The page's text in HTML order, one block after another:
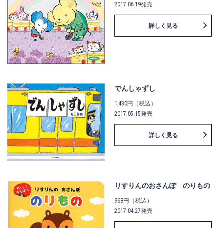
2017.06.19発売
詳しく見る
でんしゃずし
1,430円（税込）
2017.05.15発売
詳しく見る
りすりんのおさんぽ のりもの
968円（税込）
2017.04.27発売